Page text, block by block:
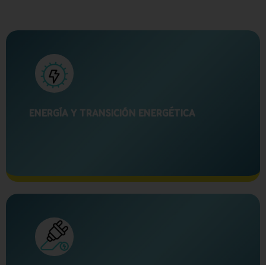
ENERGÍA Y TRANSICIÓN ENERGÉTICA